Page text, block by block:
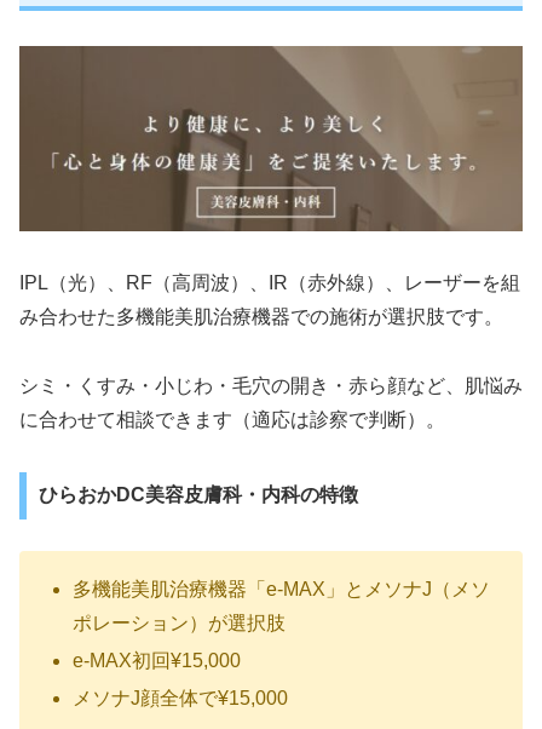
IPL（光）、RF（高周波）、IR（赤外線）、レーザーを組
み合わせた多機能美肌治療機器での施術が選択肢です。
シミ・くすみ・小じわ・毛穴の開き・赤ら顔など、肌悩み
に合わせて相談できます（適応は診察で判断）。
ひらおかDC美容皮膚科・内科の特徴
多機能美肌治療機器「e-MAX」とメソナJ（メソ
ポレーション）が選択肢
e-MAX初回¥15,000
メソナJ顔全体で¥15,000